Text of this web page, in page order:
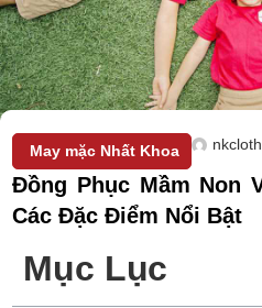
May mặc Nhất Khoa
Đồng Phục Mầm Non
Các Đặc Điểm Nổi Bật
Mục Lục